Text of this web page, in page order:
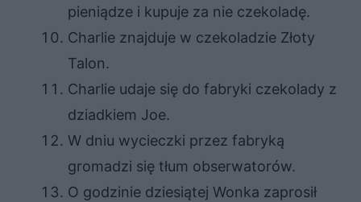
pieniądze i kupuje za nie czekoladę.
Charlie znajduje w czekoladzie Złoty
Talon.
Charlie udaje się do fabryki czekolady z
dziadkiem Joe.
W dniu wycieczki przez fabryką
gromadzi się tłum obserwatorów.
O godzinie dziesiątej Wonka zaprosił